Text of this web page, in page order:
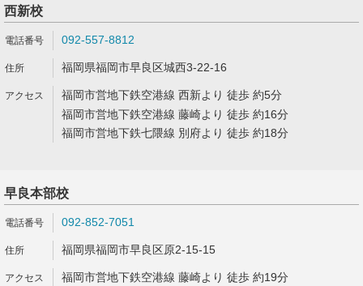
西新校
092-557-8812
福岡県福岡市早良区城西3-22-16
福岡市営地下鉄空港線 西新より 徒歩 約5分
福岡市営地下鉄空港線 藤崎より 徒歩 約16分
福岡市営地下鉄七隈線 別府より 徒歩 約18分
早良本部校
092-852-7051
福岡県福岡市早良区原2-15-15
福岡市営地下鉄空港線 藤崎より 徒歩 約19分